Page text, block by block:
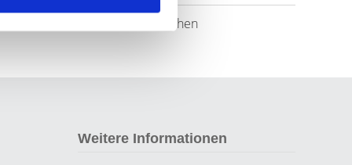
Website besuchen
Weitere Informationen